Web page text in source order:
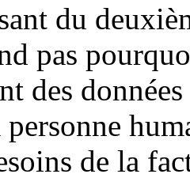
du
pas
des
de la